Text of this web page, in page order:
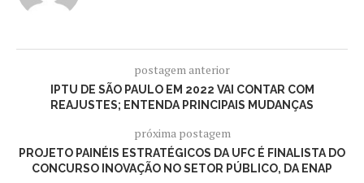
postagem anterior
IPTU DE SÃO PAULO EM 2022 VAI CONTAR COM
REAJUSTES; ENTENDA PRINCIPAIS MUDANÇAS
próxima postagem
PROJETO PAINÉIS ESTRATÉGICOS DA UFC É FINALISTA DO
CONCURSO INOVAÇÃO NO SETOR PÚBLICO, DA ENAP